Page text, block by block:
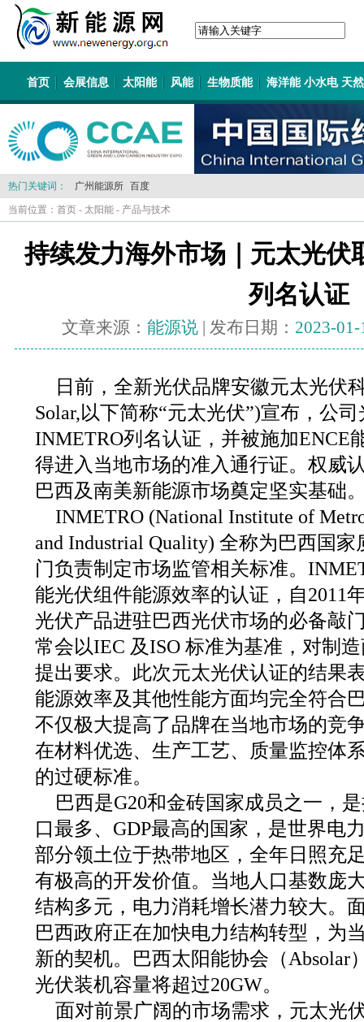
首页 会展信息 太阳能 风能 生物质能 海洋能 小水电 天
热门关键词： 广州能源所 百度
当前位置： 首页 - 太阳能 - 产品与技术
持续发力海外市场｜元太光
列名认证
文章来源： 能源说| 发布日期： 2023-01-
日前，全新光伏品牌安徽元太光伏
Solar,以下简称“元太光伏”)宣布，公
INMETRO列名认证，并被施加ENCE
得进入当地市场的准入通行证。权威
巴西及南美新能源市场奠定坚实基础
INMETRO (National Institute of
and Industrial Quality) 全称为巴西国
门负责制定市场监管相关标准。
能光伏组件能源效率的认证，自2011
光伏产品进驻巴西光伏市场的必备敲
常会以IEC 及ISO 标准为基准，对制
提出要求。此次元太光伏认证的结果
能源效率及其他性能方面均完全符合
不仅极大提高了品牌在当地市场的竞
在材料优选、生产工艺、质量监控体
的过硬标准。
巴西是G20和金砖国家成员之一，
口最多、GDP最高的国家，是世界电
部分领土位于热带地区，全年日照充
有极高的开发价值。当地人口基数庞
结构多元，电力消耗增长潜力较大。
巴西政府正在加快电力结构转型，为
新的契机。巴西太阳能协会（Absolar
光伏装机容量将超过20GW。
面对前景广阔的市场需求，元太光